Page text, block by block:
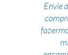
Envie